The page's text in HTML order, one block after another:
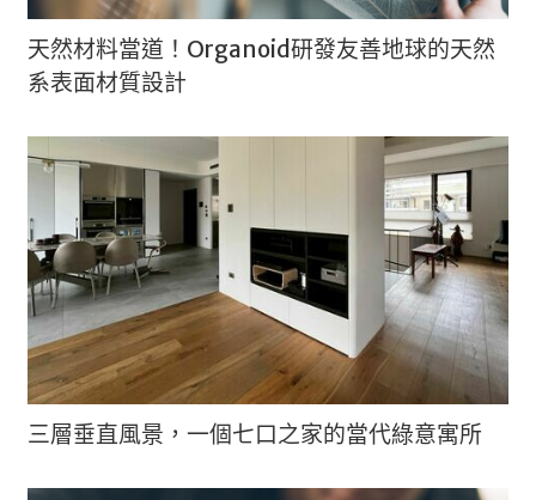
天然材料當道！Organoid研發友善地球的天然
系表面材質設計
三層垂直風景，一個七口之家的當代綠意寓所